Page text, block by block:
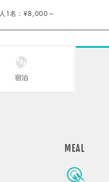
1名：¥8,000～
宿泊
MEAL